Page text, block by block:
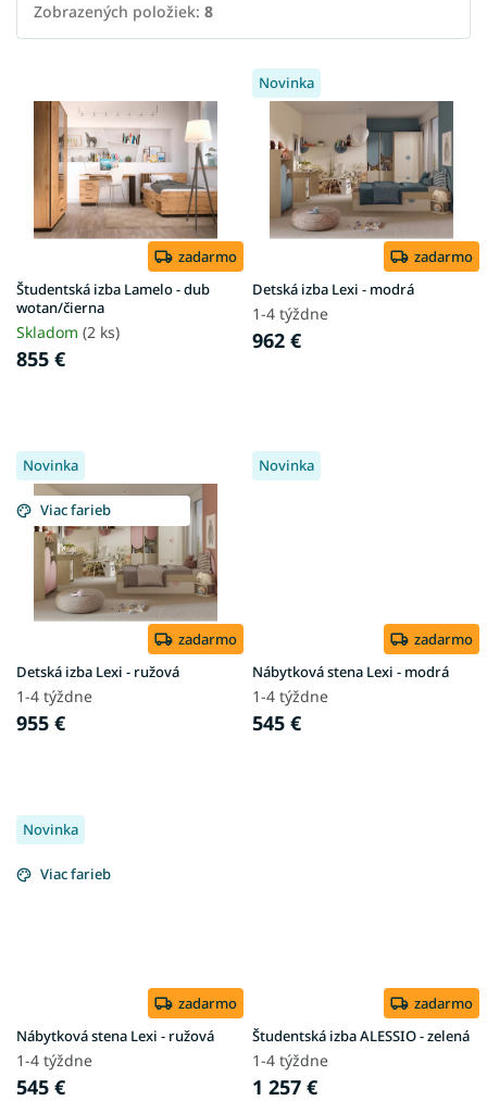
Zobrazených položiek: 8
u
k
t
o
zadarmo
Študentská izba Lamelo - dub
wotan/čierna
Skladom (2 ks)
855 €
Novinka
zadarmo
Detská izba Lexi - modrá
1-4 týždne
962 €
Novinka
Viac farieb
zadarmo
Detská izba Lexi - ružová
1-4 týždne
955 €
Novinka
zadarmo
Nábytková stena Lexi - modrá
1-4 týždne
545 €
Novinka
Viac farieb
zadarmo
Nábytková stena Lexi - ružová
1-4 týždne
545 €
zadarmo
Študentská izba ALESSIO - zelená
1-4 týždne
1 257 €